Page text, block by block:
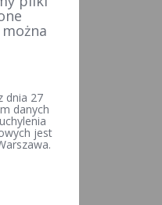
dnia 27
danych
jest